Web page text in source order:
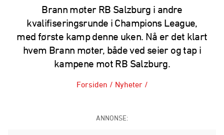
Brann møter RB Salzburg i andre
kvalifiseringsrunde i Champions League,
med første kamp denne uken. Nå er det klart
hvem Brann møter, både ved seier og tap i
kampene mot RB Salzburg.
Forsiden / Nyheter /
ANNONSE: